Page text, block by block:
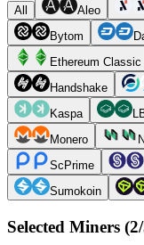
All Aleo
Bytom
Ethereum Classic
Handshake
Kaspa
Monero
ScPrime
Sumokoin
Selected Miners (2